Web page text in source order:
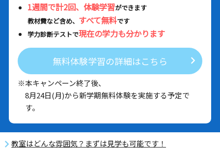
1週間で計2回、体験学習ができます
教材費など含め、 すべて無料です
学力診断テストで現在の学力も分かります
無料体験学習の詳細はこちら
※本キャンペーン終了後、
8月24日(月)から新学期無料体験を実施する予定で
す。
教室はどんな雰囲気？まずは見学も可能です！